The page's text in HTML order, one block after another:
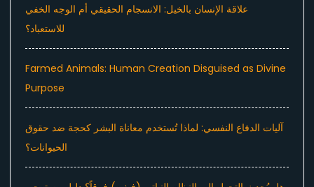
علاقة الإنسان بالخيل: الانسجام الحقيقي أم الوجه الخفي
للاستعباد؟
Farmed Animals: Human Creation Disguised as Divine
Purpose
آليات الدفاع النفسي: لماذا تُستخدم معاناة البشر كحجة ضد حقوق
الحيوانات؟